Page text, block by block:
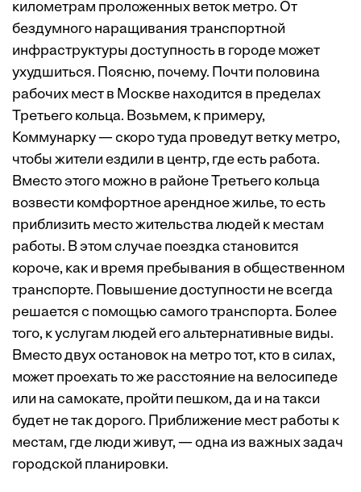
километрам проложенных веток метро. От
бездумного наращивания транспортной
инфраструктуры доступность в городе может
ухудшиться. Поясню, почему. Почти половина
рабочих мест в Москве находится в пределах
Третьего кольца. Возьмем, к примеру,
Коммунарку — скоро туда проведут ветку метро,
чтобы жители ездили в центр, где есть работа.
Вместо этого можно в районе Третьего кольца
возвести комфортное арендное жилье, то есть
приблизить место жительства людей к местам
работы. В этом случае поездка становится
короче, как и время пребывания в общественном
транспорте. Повышение доступности не всегда
решается с помощью самого транспорта. Более
того, к услугам людей его альтернативные виды.
Вместо двух остановок на метро тот, кто в силах,
может проехать то же расстояние на велосипеде
или на самокате, пройти пешком, да и на такси
будет не так дорого. Приближение мест работы к
местам, где люди живут, — одна из важных задач
городской планировки.